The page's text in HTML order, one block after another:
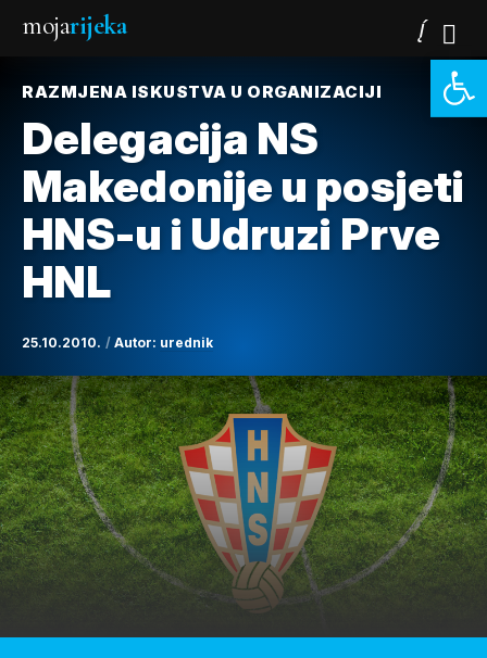
mojarijeka
RAZMJENA ISKUSTVA U ORGANIZACIJI
Delegacija NS
Makedonije u posjeti
HNS-u i Udruzi Prve
HNL
25.10.2010. Autor: urednik